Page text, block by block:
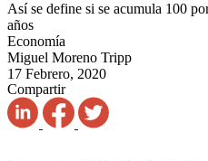
Así se define si se acumula 100
años
Economía
Miguel Moreno Tripp
17 Febrero, 2020
Compartir